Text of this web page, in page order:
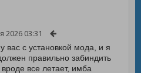
2026 03:31
вас с установкой мода, и я
правильно забиндить
все летает, имба